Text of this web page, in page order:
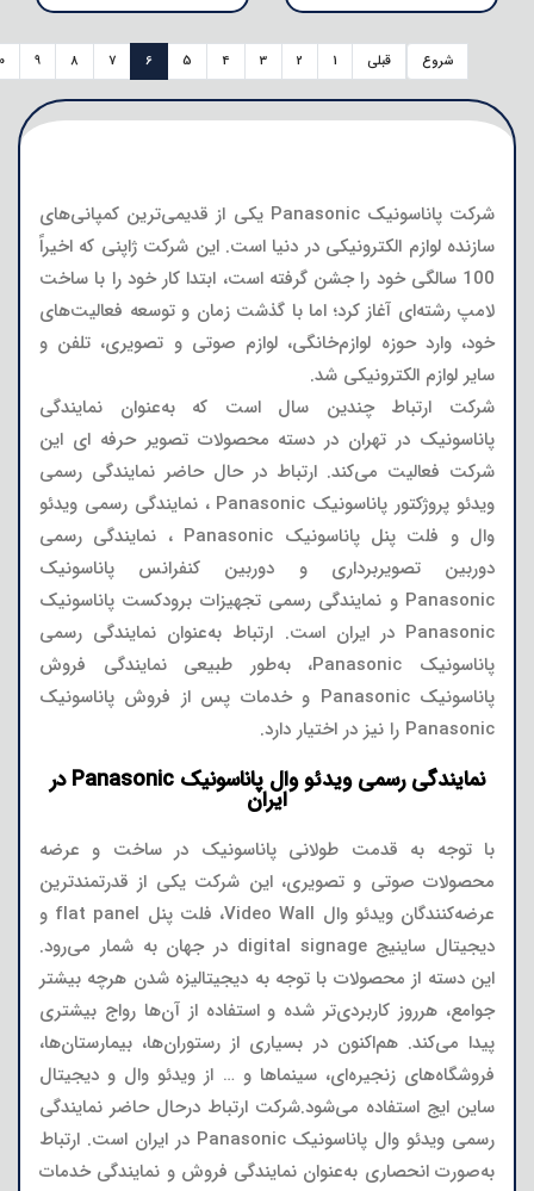
شروع قبلی 1
2
3
4
5
6
7
8
9
شرکت پاناسونیک Panasonic
یکی از قدیمی‌ترین کمپانی‌های
سازنده لوازم الکترونیکی در دنیا است. این شرکت ژاپنی که اخیراً
100 سالگی خود را جشن گرفته است، ابتدا کار خود را با ساخت
لامپ رشته‌ای آغاز کرد؛ اما با گذشت زمان و توسعه فعالیت‌های
خود، وارد حوزه لوازم‌خانگی، لوازم صوتی و تصویری، تلفن و
سایر لوازم الکترونیکی شد.
شرکت ارتباط چندین سال است که به‌عنوان نمایندگی
پاناسونیک در تهران در دسته‌ محصولات تصویر حرفه ای این
شرکت فعالیت می‌کند. ارتباط در حال حاضر نمایندگی رسمی
ویدئو پروژکتور پاناسونیک Panasonic ، نمایندگی رسمی ویدئو
وال و فلت پنل پاناسونیک Panasonic ، نمایندگی رسمی
دوربین تصویربرداری و دوربین کنفرانس پاناسونیک
Panasonic و نمایندگی رسمی تجهیزات برودکست پاناسونیک
Panasonic در ایران است. ارتباط به‌عنوان نمایندگی رسمی
پاناسونیک Panasonic، به‌طور طبیعی نمایندگی فروش
پاناسونیک Panasonic و خدمات پس از فروش پاناسونیک
Panasonic را نیز در اختیار دارد.
نمایندگی رسمی ویدئو وال پاناسونیک Panasonic در
ایران
با توجه به قدمت طولانی پاناسونیک در ساخت و عرضه
محصولات صوتی و تصویری، این شرکت یکی از قدرتمندترین
عرضه‌کنندگان ویدئو وال Video Wall، فلت پنل flat panel و
دیجیتال ساینیج digital signage در جهان به شمار می‌رود.
این دسته از محصولات با توجه به دیجیتالیزه شدن هرچه بیشتر
جوامع، هرروز کاربردی‌تر شده و استفاده از آن‌ها رواج بیشتری
پیدا می‌کند. هم‌اکنون در بسیاری از رستوران‌ها، بیمارستان‌ها،
فروشگاه‌های زنجیره‌ای، سینماها و … از ویدئو وال و دیجیتال
ساین ایج استفاده می‌شود.شرکت ارتباط درحال حاضر نمایندگی
رسمی ویدئو وال پاناسونیک Panasonic در ایران است. ارتباط
به‌صورت انحصاری به‌عنوان نمایندگی فروش و نمایندگی خدمات